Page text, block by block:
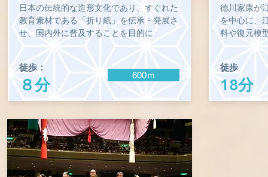
日本の伝統的な造形文化であり、すぐれた
教育素材である「折り紙」を伝承・発展さ
せ、国内外に普及することを目的に
徒歩：
８分
600ｍ
徳川家康が
を中心に、
料や復元模
徒歩
18分